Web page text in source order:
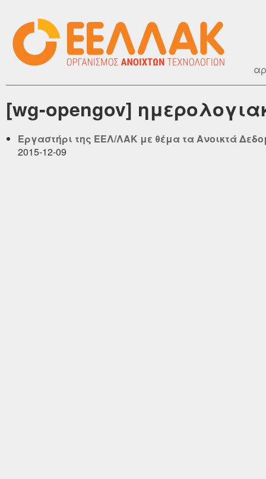
[wg-opengov]
Εργαστήρι της ΕΕΛ/ΛΑΚ με θέμα τα Ανοικτά
2015-12-09